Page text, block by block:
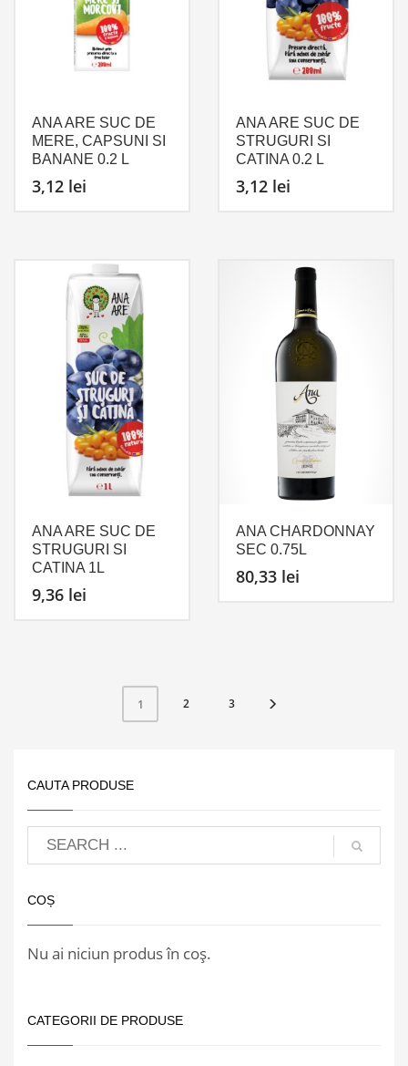
ANA ARE SUC DE
MERE, CAPSUNI SI
BANANE 0.2 L
3,12 lei
ANA ARE SUC DE
STRUGURI SI
CATINA 0.2 L
3,12 lei
ANA ARE SUC DE
STRUGURI SI
CATINA 1L
9,36 lei
ANA CHARDONNAY
SEC 0.75L
80,33 lei
1 2 3
CAUTA PRODUSE
COȘ
Nu ai niciun produs în coș.
CATEGORII DE PRODUSE